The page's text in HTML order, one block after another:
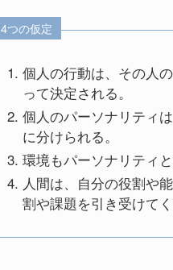
4つの仮定
個人の行動は、その人
って決定される。
個人のパーソナリティ
に分けられる。
環境もパーソナリティ
人間は、自分の役割や
割や課題を引き受けて